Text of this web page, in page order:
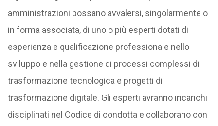
amministrazioni possano avvalersi, singolarmente o
in forma associata, di uno o più esperti dotati di
esperienza e qualificazione professionale nello
sviluppo e nella gestione di processi complessi di
trasformazione tecnologica e progetti di
trasformazione digitale. Gli esperti avranno incarichi
disciplinati nel Codice di condotta e collaborano con